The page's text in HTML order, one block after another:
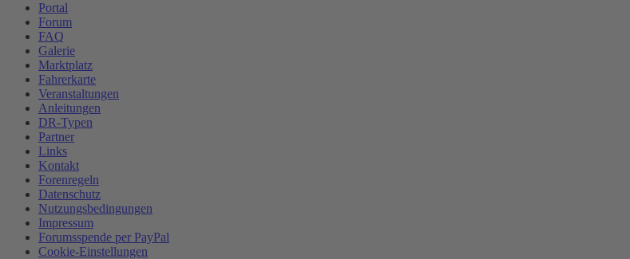
Portal
Forum
FAQ
Galerie
Marktplatz
Fahrerkarte
Veranstaltungen
Anleitungen
DR-Typen
Partner
Links
Kontakt
Forenregeln
Datenschutz
Nutzungsbedingungen
Impressum
Forumsspende per PayPal
Cookie-Einstellungen